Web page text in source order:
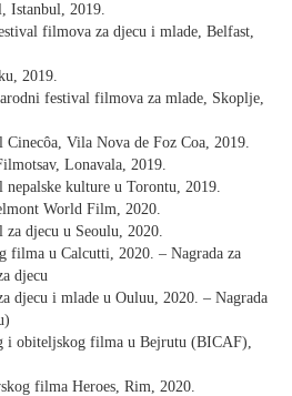
Istanbul, 2019.
filmova za djecu i mlade, Belfast,
2019.
festival filmova za mlade, Skoplje,
Vila Nova de Foz Coa, 2019.
Lonavala, 2019.
kulture u Torontu, 2019.
World Film, 2020.
djecu u Seoulu, 2020.
filma u Calcutti, 2020. – Nagrada za
djecu
djecu i mlade u Ouluu, 2020. – Nagrada
i obiteljskog filma u Bejrutu (BICAF),
filma Heroes, Rim, 2020.